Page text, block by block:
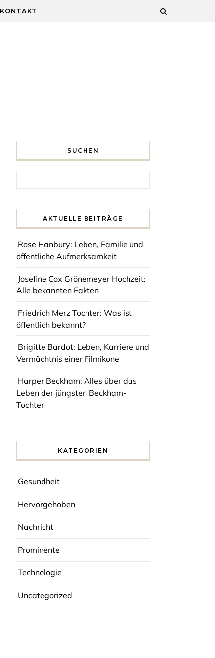
KONTAKT
SUCHEN
AKTUELLE BEITRÄGE
Rose Hanbury: Leben, Familie und
öffentliche Aufmerksamkeit
Josefine Cox Grönemeyer Hochzeit:
Alle bekannten Fakten
Friedrich Merz Tochter: Was ist
öffentlich bekannt?
Brigitte Bardot: Leben, Karriere und
Vermächtnis einer Filmikone
Harper Beckham: Alles über das
Leben der jüngsten Beckham-
Tochter
KATEGORIEN
Gesundheit
Hervorgehoben
Nachricht
Prominente
Technologie
Uncategorized